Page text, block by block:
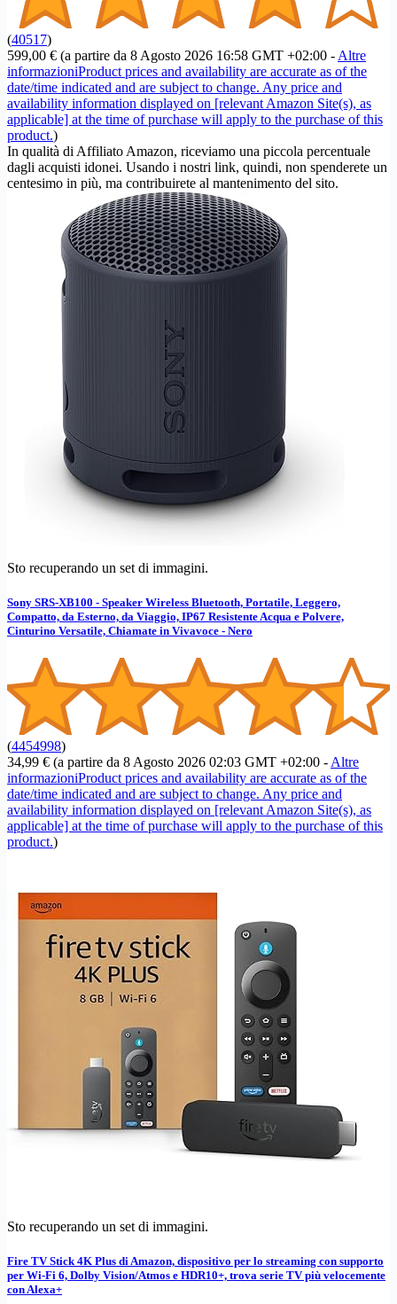
(40517)
599,00 € (a partire da 8 Agosto 2026 16:58 GMT +02:00 - Altre
informazioniProduct prices and availability are accurate as of the
date/time indicated and are subject to change. Any price and
availability information displayed on [relevant Amazon Site(s), as
applicable] at the time of purchase will apply to the purchase of this
product.)
In qualità di Affiliato Amazon, riceviamo una piccola percentuale
dagli acquisti idonei. Usando i nostri link, quindi, non spenderete un
centesimo in più, ma contribuirete al mantenimento del sito.
Sto recuperando un set di immagini.
Sony SRS-XB100 - Speaker Wireless Bluetooth, Portatile, Leggero,
Compatto, da Esterno, da Viaggio, IP67 Resistente Acqua e Polvere,
Cinturino Versatile, Chiamate in Vivavoce - Nero
(4454998)
34,99 € (a partire da 8 Agosto 2026 02:03 GMT +02:00 - Altre
informazioniProduct prices and availability are accurate as of the
date/time indicated and are subject to change. Any price and
availability information displayed on [relevant Amazon Site(s), as
applicable] at the time of purchase will apply to the purchase of this
product.)
Sto recuperando un set di immagini.
Fire TV Stick 4K Plus di Amazon, dispositivo per lo streaming con supporto
per Wi-Fi 6, Dolby Vision/Atmos e HDR10+, trova serie TV più velocemente
con Alexa+